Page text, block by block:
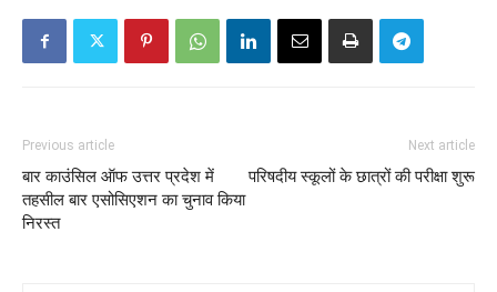
Previous article
बार काउंसिल ऑफ उत्तर प्रदेश में
तहसील बार एसोसिएशन का चुनाव किया
निरस्त
Next article
परिषदीय स्कूलों के छात्रों की परीक्षा शुरू